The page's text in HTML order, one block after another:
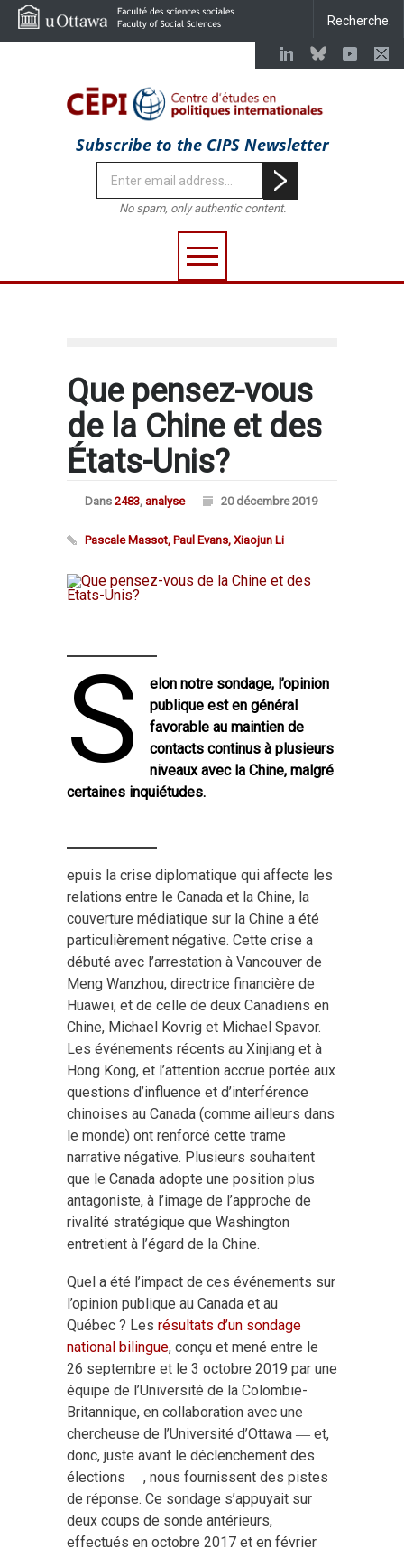
Subscribe to the CIPS Newsletter
No spam, only authentic content.
Que pensez-vous
de la Chine et des
États-Unis?
Dans 2483, analyse 20 décembre 2019
Pascale Massot, Paul Evans, Xiaojun Li
S
elon notre sondage, l’opinion
publique est en général
favorable au maintien de
contacts continus à plusieurs
niveaux avec la Chine, malgré
certaines inquiétudes.
epuis la crise diplomatique qui affecte les
relations entre le Canada et la Chine, la
couverture médiatique sur la Chine a été
particulièrement négative. Cette crise a
débuté avec l’arrestation à Vancouver de
Meng Wanzhou, directrice financière de
Huawei, et de celle de deux Canadiens en
Chine, Michael Kovrig et Michael Spavor.
Les événements récents au Xinjiang et à
Hong Kong, et l’attention accrue portée aux
questions d’influence et d’interférence
chinoises au Canada (comme ailleurs dans
le monde) ont renforcé cette trame
narrative négative. Plusieurs souhaitent
que le Canada adopte une position plus
antagoniste, à l’image de l’approche de
rivalité stratégique que Washington
entretient à l’égard de la Chine.
Quel a été l’impact de ces événements sur
l’opinion publique au Canada et au
Québec ? Les résultats d’un sondage
national bilingue, conçu et mené entre le
26 septembre et le 3 octobre 2019 par une
équipe de l’Université de la Colombie-
Britannique, en collaboration avec une
chercheuse de l’Université d’Ottawa ― et,
donc, juste avant le déclenchement des
élections ―, nous fournissent des pistes
de réponse. Ce sondage s’appuyait sur
deux coups de sonde antérieurs,
effectués en octobre 2017 et en février